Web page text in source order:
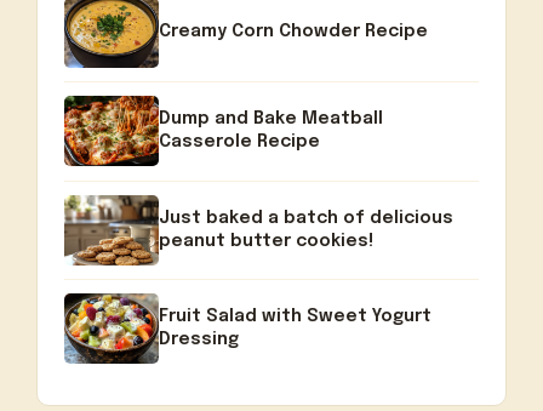
Creamy Corn Chowder Recipe
Dump and Bake Meatball
Casserole Recipe
Just baked a batch of delicious
peanut butter cookies!
Fruit Salad with Sweet Yogurt
Dressing